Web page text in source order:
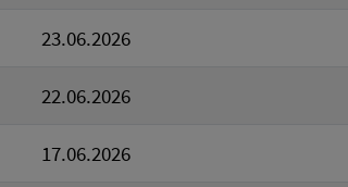
23.06.2026
22.06.2026
17.06.2026